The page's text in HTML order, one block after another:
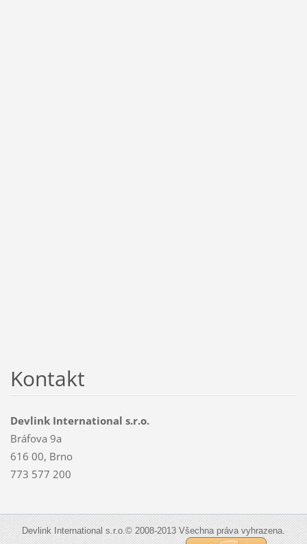
Kontakt
Devlink International s.r.o.
Bráfova 9a
616 00, Brno
773 577 200
Devlink International s.r.o.© 2008-2013 Všechna práva vyhrazena.